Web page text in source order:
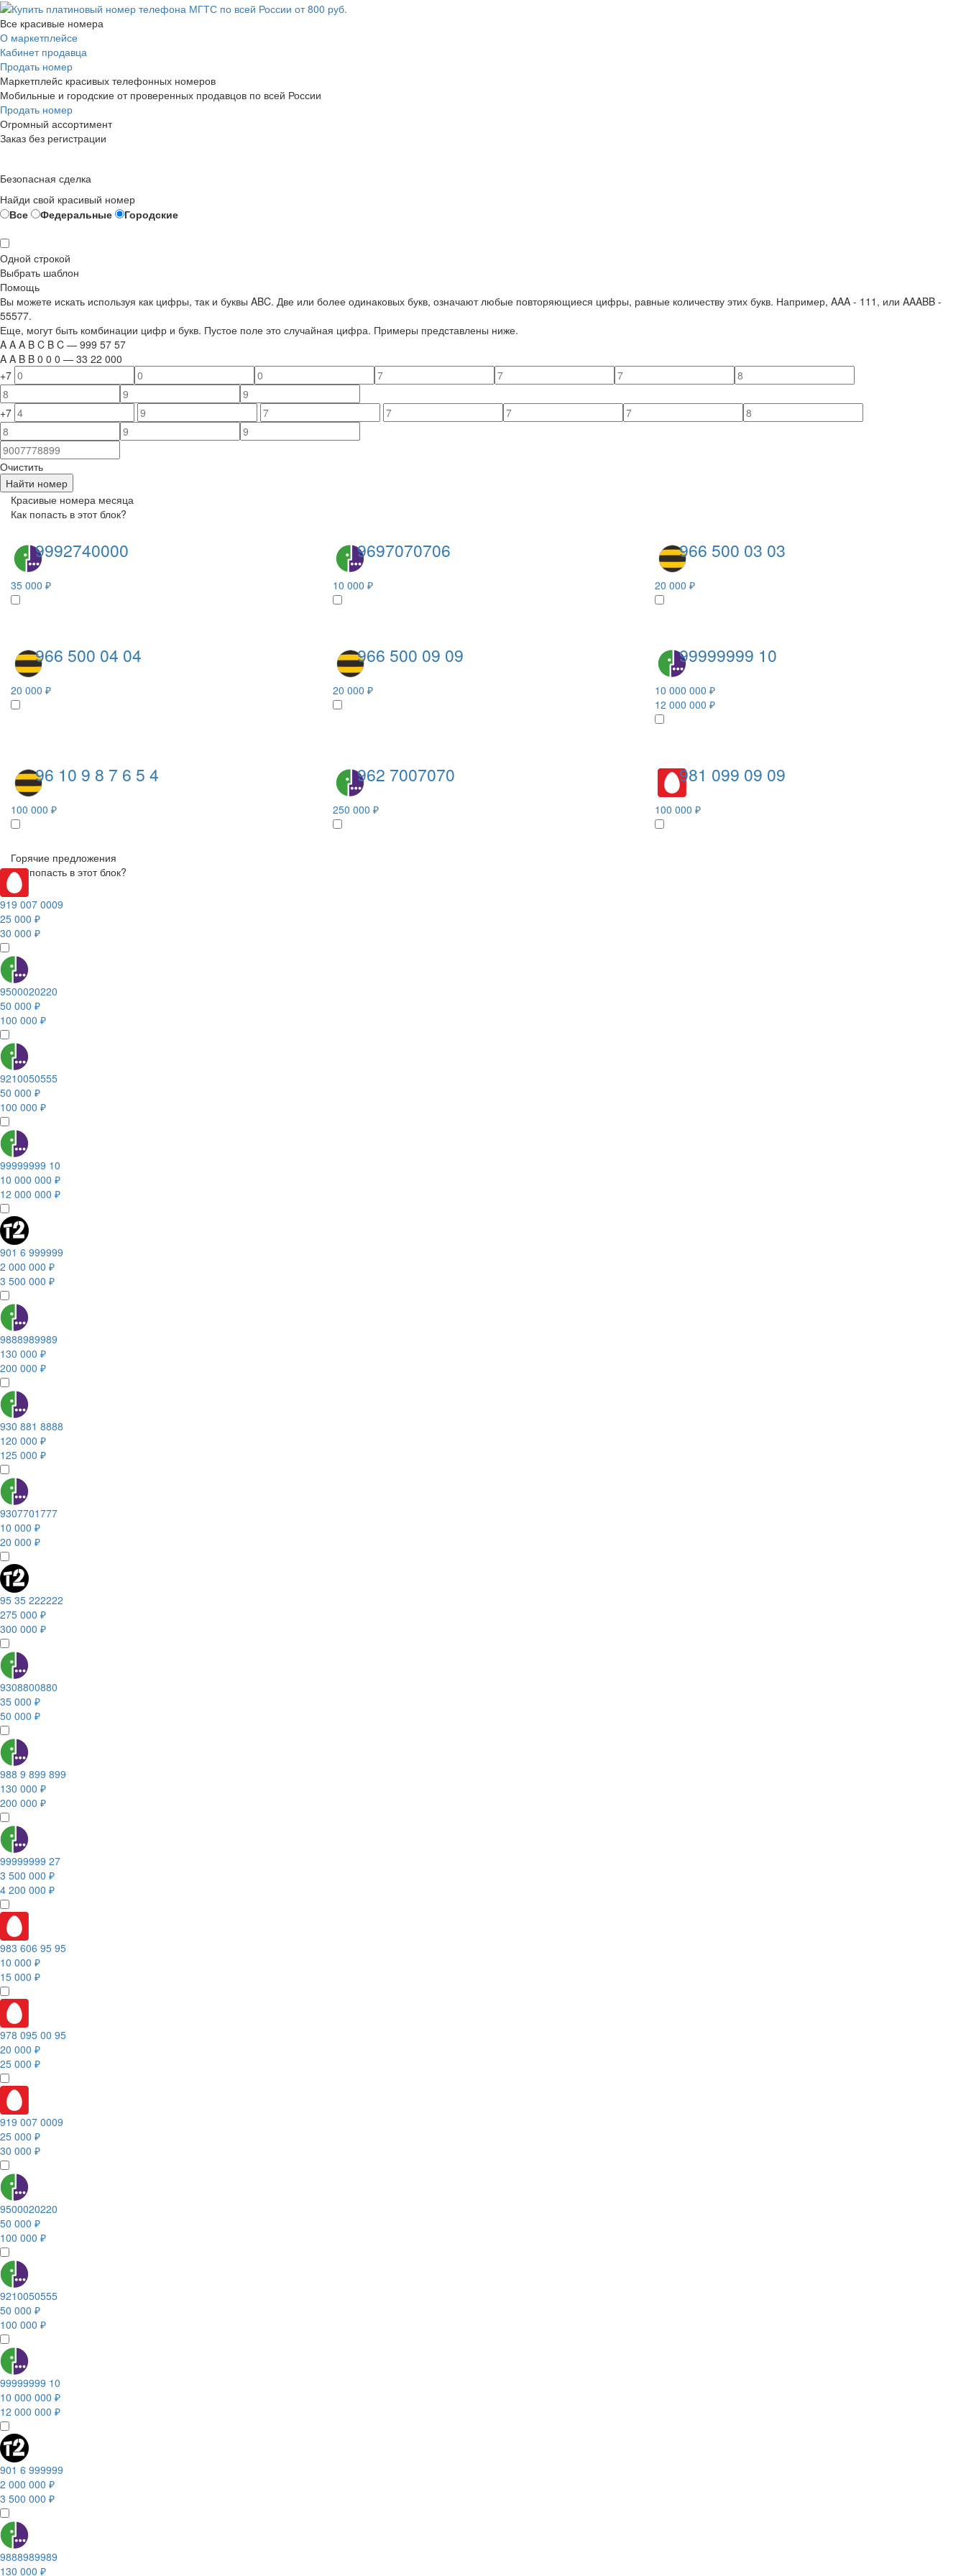
Все красивые номера
О маркетплейсе
Кабинет продавца
Продать номер
Маркетплейс красивых телефонных номеров
Мобильные и городские от проверенных продавцов по всей России
Продать номер
Огромный ассортимент
Заказ без регистрации
Безопасная сделка
Найди свой красивый номер
Все
Федеральные Городские
Одной строкой
Выбрать шаблон
Помощь
Вы можете искать используя как цифры, так и буквы ABC. Две или более одинаковых букв, означают любые повторяющиеся цифры, равные количеству этих букв. Например, AAA - 111 , или AAABB -
55577.
Еще, могут быть комбинации цифр и букв. Пустое поле это случайная цифра. Примеры представлены ниже.
A A A B C B C — 999 57 57
A A B B 0 0 0 — 33 22 000
+7
+7
Очистить
Найти номер
Красивые номера месяца
Как попасть в этот блок?
9992740000
35 000 ₽
9697070706
10 000 ₽
966 500 03 03
20 000 ₽
966 500 04 04
20 000 ₽
966 500 09 09
20 000 ₽
99999999 10
10 000 000 ₽
12 000 000 ₽
96 10 9 8 7 6 5 4
100 000 ₽
962 7007070
250 000 ₽
981 099 09 09
100 000 ₽
Горячие предложения
Как попасть в этот блок?
919 007 0009
25 000 ₽
30 000 ₽
9500020220
50 000 ₽
100 000 ₽
9210050555
50 000 ₽
100 000 ₽
99999999 10
10 000 000 ₽
12 000 000 ₽
901 6 999999
2 000 000 ₽
3 500 000 ₽
9888989989
130 000 ₽
200 000 ₽
930 881 8888
120 000 ₽
125 000 ₽
9307701777
10 000 ₽
20 000 ₽
95 35 222222
275 000 ₽
300 000 ₽
9308800880
35 000 ₽
50 000 ₽
988 9 899 899
130 000 ₽
200 000 ₽
99999999 27
3 500 000 ₽
4 200 000 ₽
983 606 95 95
10 000 ₽
15 000 ₽
978 095 00 95
20 000 ₽
25 000 ₽
919 007 0009
25 000 ₽
30 000 ₽
9500020220
50 000 ₽
100 000 ₽
9210050555
50 000 ₽
100 000 ₽
99999999 10
10 000 000 ₽
12 000 000 ₽
901 6 999999
2 000 000 ₽
3 500 000 ₽
9888989989
130 000 ₽